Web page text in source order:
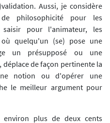
Aussi, je considère
philosophicité pour les
pour l'animateur, les
quelqu'un (se) pose une
un présupposé ou une
de façon pertinente la
notion ou d'opérer une
le meilleur argument pour
plus de deux cents